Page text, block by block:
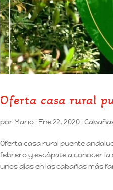
Oferta casa rural
por Mario | Ene 22, 2020 |
Oferta casa rural puente
febrero y escápate a conocer la
unos días en las cabañas más